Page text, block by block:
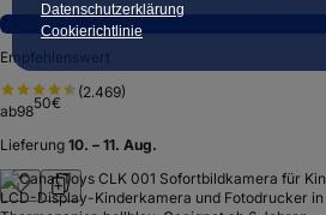
Datenschutzerklärung
Cookierichtlinie
7,6
Empfehlenswert
(2.469)
ab9850€
Lieferung 10. – 11. Aug.